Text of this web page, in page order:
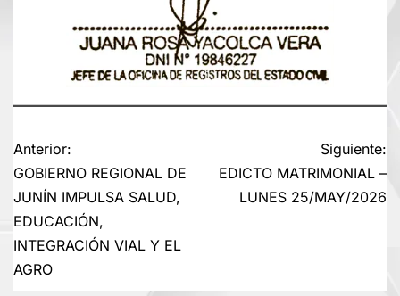
Navegación
de
entradas
Anterior:
GOBIERNO REGIONAL DE
JUNÍN IMPULSA SALUD,
EDUCACIÓN,
INTEGRACIÓN VIAL Y EL
AGRO
Siguiente:
EDICTO MATRIMONIAL –
LUNES 25/MAY/2026